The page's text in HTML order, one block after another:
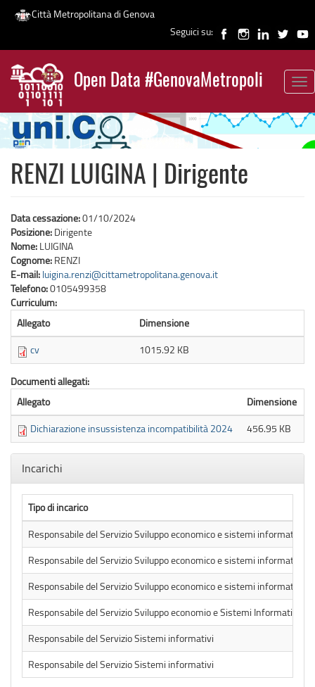
Salta
contenuto
principale
Città Metropolitana di Genova
Seguici su:
Open Data #GenovaMetropoli
News
RENZI LUIGINA | Dirigente
Data cessazione:01/10/2024
Posizione: Dirigente
Nome: LUIGINA
Cognome: RENZI
E-mail: luigina.renzi@cittametropolitana.genova.it
Telefono:0105499358
Curriculum:
Allegato
Dimensione
cv
1015.92 KB
Documenti allegati:
Allegato
Dimensione
Dichiarazione insussistenza incompatibilità 2024
456.95 KB
Nascondi
Incarichi
Tipo di incarico
Responsabile del Servizio Sviluppo economico e sistemi informativi
Responsabile del Servizio Sviluppo economico e sistemi informativi
Responsabile del Servizio Sviluppo economico e sistemi informativi
Responsabile del Servizio Sviluppo economio e Sistemi Informativi
Responsabile del Servizio Sistemi informativi
Responsabile del Servizio Sistemi informativi